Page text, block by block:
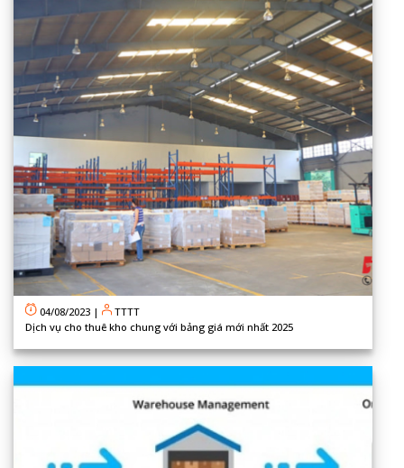
04/08/2023 |
TTTT
Dịch vụ cho thuê kho chung với bảng giá mới nhất 2025